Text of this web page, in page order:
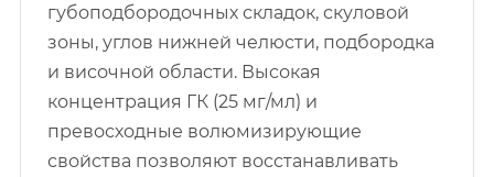
губоподбородочных складок, скуловой
зоны, углов нижней челюсти, подбородка
и височной области. Высокая
концентрация ГК (25 мг/мл) и
превосходные волюмизирующие
свойства позволяют восстанавливать